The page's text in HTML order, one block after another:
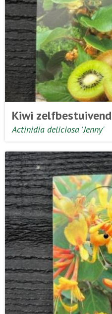
Kiwi zelfbestuivend
Actinidia deliciosa 'Jenny'